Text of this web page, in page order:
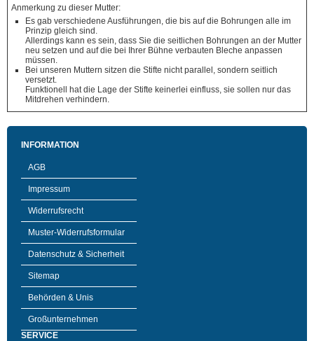
Anmerkung zu dieser Mutter:
Es gab verschiedene Ausführungen, die bis auf die Bohrungen alle im
Prinzip gleich sind.
Allerdings kann es sein, dass Sie die seitlichen Bohrungen an der Mutter
neu setzen und auf die bei Ihrer Bühne verbauten Bleche anpassen
müssen.
Bei unseren Muttern sitzen die Stifte nicht parallel, sondern seitlich
versetzt.
Funktionell hat die Lage der Stifte keinerlei einfluss, sie sollen nur das
Mitdrehen verhindern.
INFORMATION
AGB
Impressum
Widerrufsrecht
Muster-Widerrufsformular
Datenschutz & Sicherheit
Sitemap
Behörden & Unis
Großunternehmen
SERVICE